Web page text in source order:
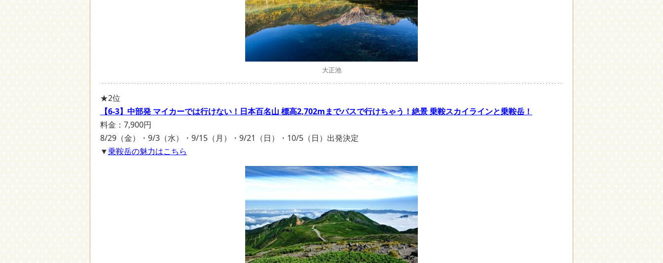
大正池
★2位
【6-3】中部発 マイカーでは行けない！日本百名山 標高2,702mまでバスで行けちゃう！絶景 乗鞍スカイラインと乗鞍岳！
料金：7,900円
8/29（金）・9/3（水）・9/15（月）・9/21（日）・10/5（日）出発決定
▼乗鞍岳の魅力はこちら